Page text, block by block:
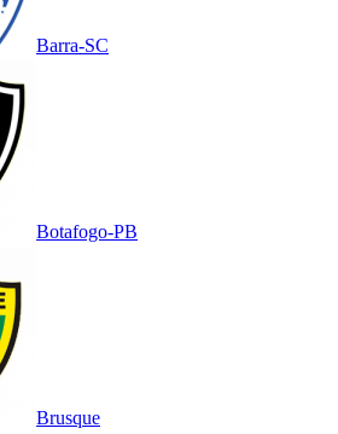
Barra-SC
Botafogo-PB
Brusque